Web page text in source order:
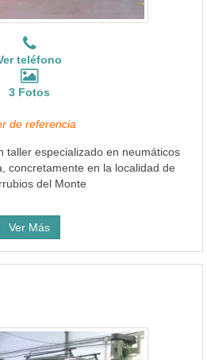
teléfono
3 Fotos
de referencia
taller especializado en neumáticos
concretamente en la localidad de
del Monte
Ver Más